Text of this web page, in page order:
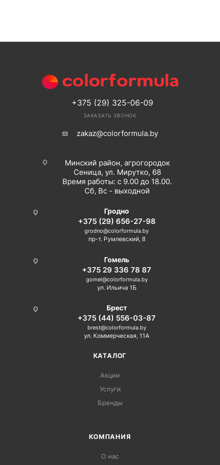
+375 (29) 325-06-09
ЗАКАЗАТЬ ЗВОНОК
zakaz@colorformula.by
Минский район, агрогородок
Сеница, ул. Мирутко, 68
Время работы: с 9.00 до 18.00.
Сб, Вс - выходной
Гродно
+375 (29) 656-27-98
grodno@colorformula.by
пр-т. Румлевский, 8
Гомель
+375 29 336 78 87
gomel@colorformula.by
ул. Ильича 1Б
Брест
+375 (44) 556-03-87
brest@colorformula.by
ул. Коммерческая, 11А
КАТАЛОГ
Акции
Услуги
Бренды
КОМПАНИЯ
О нас